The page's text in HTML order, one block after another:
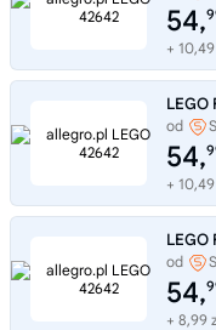
54,
+
od
54,
+
od
54,
+ 8,99